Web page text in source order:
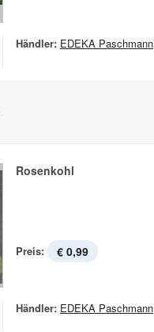
Händler: EDEKA Paschmann
Rosenkohl
Preis: € 0,99
Händler: EDEKA Paschmann